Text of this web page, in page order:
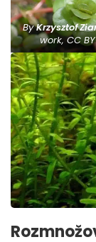
ByKrzysztof
work, CC